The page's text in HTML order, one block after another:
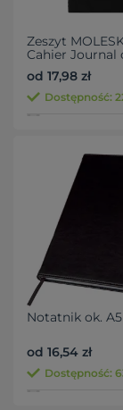
Zeszyt
Cahier Journal
od 17,98 zł
Dostępność:
Notatnik ok. A5
od 16,54 zł
Dostępność: